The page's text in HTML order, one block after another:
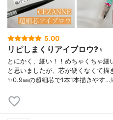
5.00
リピしまくりアイブロウ?‍♀️
とにかく、細い！！めちゃくちゃ細
と思いましたが、芯が硬くなくて描
✨0.9㎜の超細芯で1本1本描きやす…